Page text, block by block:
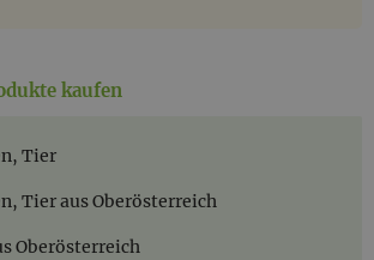
kaufen
Tier
Tier aus Oberösterreich
Oberösterreich